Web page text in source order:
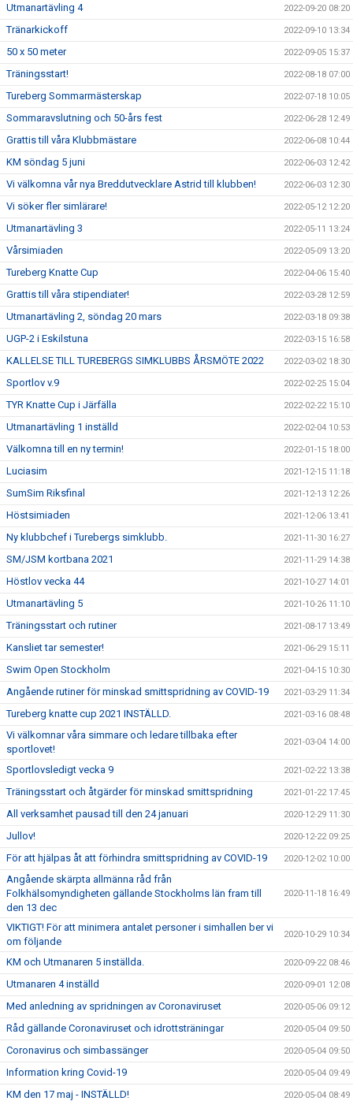
Utmanartävling 4 2022-09-20 08:20
Tränarkickoff 2022-09-10 13:34
50 x 50 meter 2022-09-05 15:37
Träningsstart! 2022-08-18 07:00
Tureberg Sommarmästerskap 2022-07-18 10:05
Sommaravslutning och 50-års fest 2022-06-28 12:49
Grattis till våra Klubbmästare 2022-06-08 10:44
KM söndag 5 juni 2022-06-03 12:42
Vi välkomna vår nya Breddutvecklare Astrid till klubben! 2022-06-03 12:30
Vi söker fler simlärare! 2022-05-12 12:20
Utmanartävling 3 2022-05-11 13:24
Vårsimiaden 2022-05-09 13:20
Tureberg Knatte Cup 2022-04-06 15:40
Grattis till våra stipendiater! 2022-03-28 12:59
Utmanartävling 2, söndag 20 mars 2022-03-18 09:38
UGP-2 i Eskilstuna 2022-03-15 16:58
KALLELSE TILL TUREBERGS SIMKLUBBS ÅRSMÖTE 2022 2022-03-02 18:30
Sportlov v.9 2022-02-25 15:04
TYR Knatte Cup i Järfälla 2022-02-22 15:10
Utmanartävling 1 inställd 2022-02-04 10:53
Välkomna till en ny termin! 2022-01-15 18:00
Luciasim 2021-12-15 11:18
SumSim Riksfinal 2021-12-13 12:26
Höstsimiaden 2021-12-06 13:41
Ny klubbchef i Turebergs simklubb. 2021-11-30 16:27
SM/JSM kortbana 2021 2021-11-29 14:38
Höstlov vecka 44 2021-10-27 14:01
Utmanartävling 5 2021-10-26 11:10
Träningsstart och rutiner 2021-08-17 13:49
Kansliet tar semester! 2021-06-29 15:11
Swim Open Stockholm 2021-04-15 10:30
Angående rutiner för minskad smittspridning av COVID-19 2021-03-29 11:34
Tureberg knatte cup 2021 INSTÄLLD. 2021-03-16 08:48
Vi välkomnar våra simmare och ledare tillbaka efter
sportlovet!
2021-03-04 14:00
Sportlovsledigt vecka 9 2021-02-22 13:38
Träningsstart och åtgärder för minskad smittspridning 2021-01-22 17:45
All verksamhet pausad till den 24 januari 2020-12-29 11:30
Jullov! 2020-12-22 09:25
För att hjälpas åt att förhindra smittspridning av COVID-19 2020-12-02 10:00
Angående skärpta allmänna råd från
Folkhälsomyndigheten gällande Stockholms län fram till
den 13 dec
2020-11-18 16:49
VIKTIGT! För att minimera antalet personer i simhallen ber vi
om följande
2020-10-29 10:34
KM och Utmanaren 5 inställda. 2020-09-22 08:46
Utmanaren 4 inställd 2020-09-01 12:08
Med anledning av spridningen av Coronaviruset 2020-05-06 09:12
Råd gällande Coronaviruset och idrottsträningar 2020-05-04 09:50
Coronavirus och simbassänger 2020-05-04 09:50
Information kring Covid-19 2020-05-04 09:49
KM den 17 maj - INSTÄLLD! 2020-05-04 08:49